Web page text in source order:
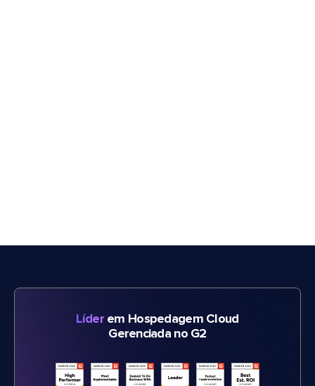
Líderem Hospedagem Cloud
Gerenciada no G2